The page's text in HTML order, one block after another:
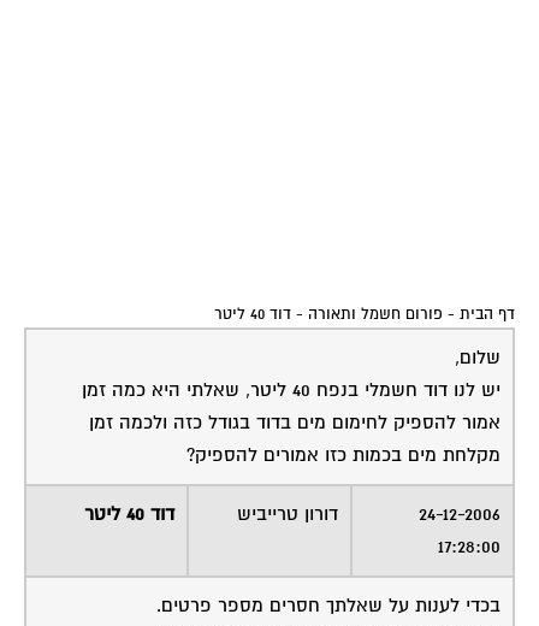
שלום,
אמור להספיק לחימום מים בדוד בגודל כזה ולכמה זמן
מקלחת מים בכמות כזו אמורים להספיק?
24-12-2006
17:28:00
דורון טרייביש דוד 40 ליטר
בכדי לענות על שאלתך חסרים מספר פרטים.
1. האם הדוד במצב שכיבה או עמידה(תליה)?